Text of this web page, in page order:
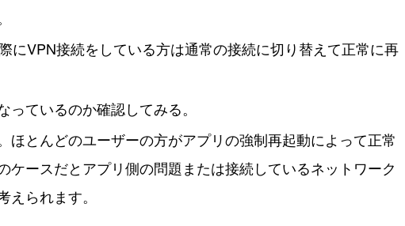
にVPN接続をしている方は通常の接続に切り替えて正常に再
ているのか確認してみる。
ほとんどのユーザーの方がアプリの強制再起動によって正常
ケースだとアプリ側の問題または接続しているネットワーク
られます。